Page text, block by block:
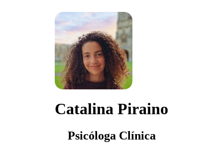
Catalina Piraino
Psicóloga Clínica